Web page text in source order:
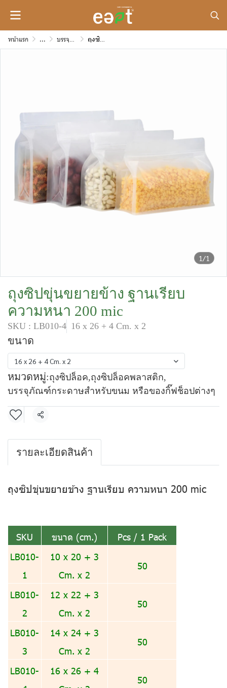
หน้าแรก ... บรรจุภัณฑ์กระดาษสำหรับขนม หรือของกิ๊ฟช็อปต่างๆ ถุงซิปขุ่นขยายข้าง ฐานเรียบ ความหนา 200 mic
1/1
ถุงซิปขุ่นขยายข้าง ฐานเรียบ
ความหนา 200 mic
SKU : LB010-4 16 x 26 + 4 Cm. x 2
ขนาด
16 x 26 + 4 Cm. x 2
หมวดหมู่:ถุงซิปล็อค,ถุงซิปล็อคพลาสติก,
บรรจุภัณฑ์กระดาษสำหรับขนม หรือของกิ๊ฟช็อปต่างๆ
แชร์
รายละเอียดสินค้า
ถุงซิปขุ่นขยายข้าง ฐานเรียบ ความหนา 200 mic
SKU ขนาด (cm.)
Pcs / 1 Pack
LB010-
1
10 x 20 + 3
Cm. x 2
50
LB010-
2
12 x 22 + 3
Cm. x 2
50
LB010-
3
14 x 24 + 3
Cm. x 2
50
LB010-
16 x 26 + 4
50